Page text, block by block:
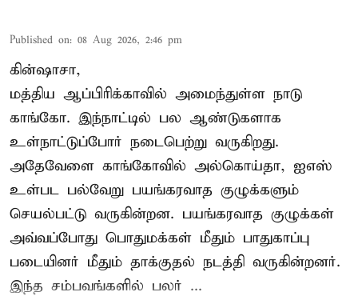
Published on: 08 Aug 2026, 2:46 pm
கின்ஷாசா,
மத்திய ஆப்பிரிக்காவில் அமைந்துள்ள நாடு
காங்கோ. இந்நாட்டில் பல ஆண்டுகளாக
உள்நாட்டுப்போர் நடைபெற்று வருகிறது.
அதேவேளை காங்கோவில் அல்கொய்தா, ஐஎஸ்
உள்பட பல்வேறு பயங்கரவாத குழுக்களும்
செயல்பட்டு வருகின்றன. பயங்கரவாத குழுக்கள்
அவ்வப்போது பொதுமக்கள் மீதும் பாதுகாப்பு
படையினர் மீதும் தாக்குதல் நடத்தி வருகின்றனர்.
இந்த சம்பவங்களில் பலர் ...